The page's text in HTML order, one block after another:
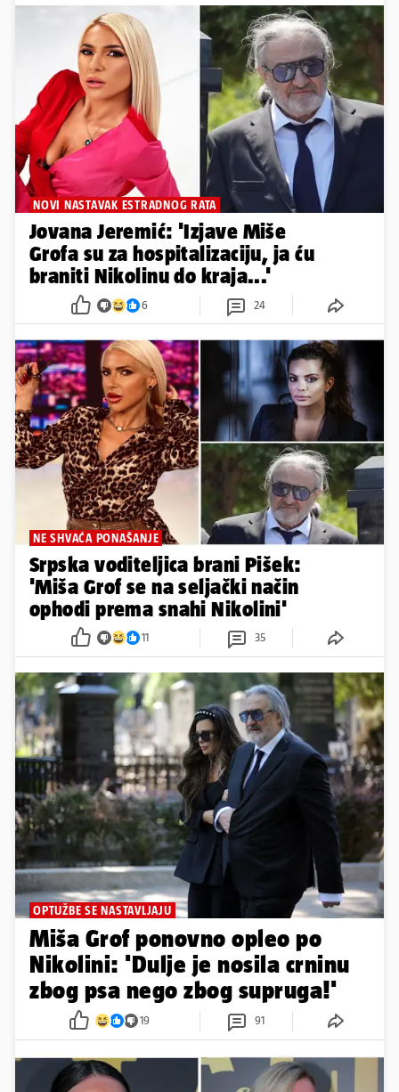
NOVI NASTAVAK ESTRADNOG RATA
Jovana Jeremić: 'Izjave Miše
Grofa su za hospitalizaciju, ja ću
braniti Nikolinu do kraja...'
6 24
NE SHVAĆA PONAŠANJE
Srpska voditeljica brani Pišek:
'Miša Grof se na seljački način
ophodi prema snahi Nikolini'
11 35
OPTUŽBE SE NASTAVLJAJU
Miša Grof ponovno opleo po
Nikolini: 'Dulje je nosila crninu
zbog psa nego zbog supruga!'
19 91